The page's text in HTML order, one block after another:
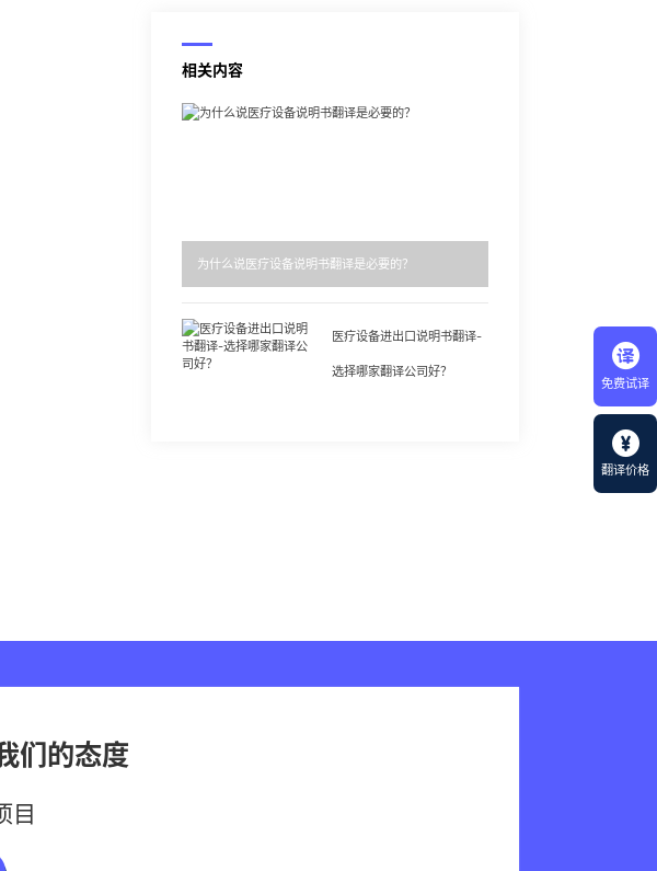
免费试译
翻译价格
相关内容
为什么说医疗设备说明书翻译是必要的？
医疗设备进出口说明书翻译-
选择哪家翻译公司好？
们的态度
目